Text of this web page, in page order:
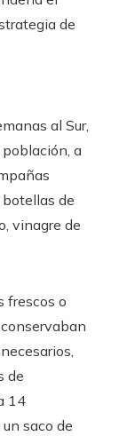
de
al Sur,
a
de
vinagre de
frescos o
de
14
saco de